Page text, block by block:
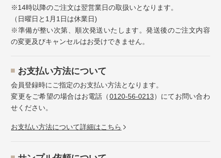
※14時以降のご注文は翌営業日の取扱いとなります。
（日曜日と1月1日は休業日)
※準備が整い次第、順次発送いたします。発送後のご注文内容
の変更及びキャンセルはお受けできません。
お⽀払い⽅法について
会員登録時にご指定のお支払い方法となります。
変更をご希望の場合はお電話（0120-56-0213）にてお問い合わ
せください。
お⽀払い⽅法について詳細はこちら